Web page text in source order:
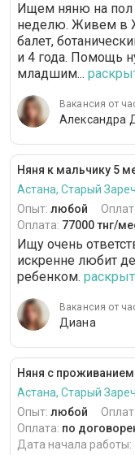
Ищем няню на пол
неделю. Живем в
балет,
и 4 года. Помощь
младшим...
Вакансия от
Александра
Няня к мальчику 5
Астана, Старый
Опыт: любой
Оплата: 77000 тнг/
Ищу очень
искренне любит
ребенком.
Вакансия от
Диана
Няня с
Астана, Старый
Опыт: любой
Оплата: по
Дата начала работы: